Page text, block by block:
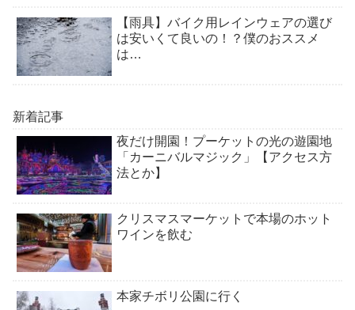
【雨具】バイク用レインウェアの選び
は安いくて良いの！？僕のおススメ
は…
新着記事
夜だけ開園！プーケットの光の遊園地
「カーニバルマジック」【アクセス方
法とか】
クリスマスマーケットで本場のホット
ワインを飲む
本家チボリ公園に行く